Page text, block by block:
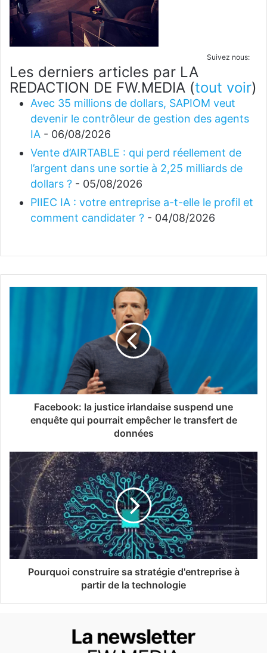
Suivez nous:
Les derniers articles par LA
REDACTION DE FW.MEDIA (tout voir)
Avec 35 millions de dollars, SAPIOM veut
devenir le contrôleur de gestion des agents
IA - 06/08/2026
Vente d’AIRTABLE : qui perd réellement de
l’argent dans une sortie à 2,25 milliards de
dollars ? - 05/08/2026
PIIEC IA : votre entreprise a-t-elle le profil et
comment candidater ? - 04/08/2026
Facebook: la justice irlandaise suspend une
enquête qui pourrait empêcher le transfert de
données
Pourquoi construire sa stratégie d'entreprise à
partir de la technologie